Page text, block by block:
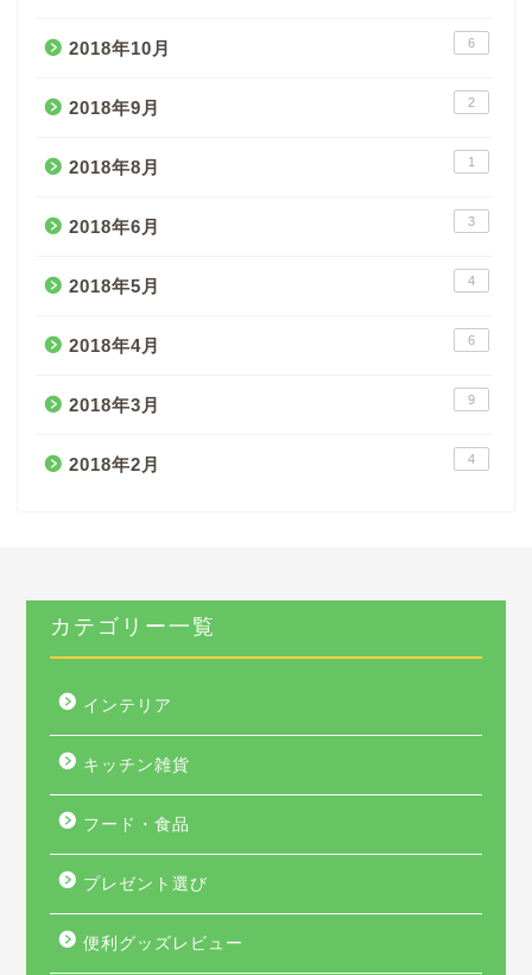
2018年10月 6
2018年9月 2
2018年8月 1
2018年6月 3
2018年5月 4
2018年4月 6
2018年3月 9
2018年2月 4
カテゴリー一覧
インテリア
キッチン雑貨
フード・食品
プレゼント選び
便利グッズレビュー